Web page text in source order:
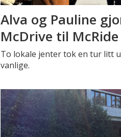
Alva og Pauline
McDrive til McRide
To lokale jenter tok en tur litt
vanlige.